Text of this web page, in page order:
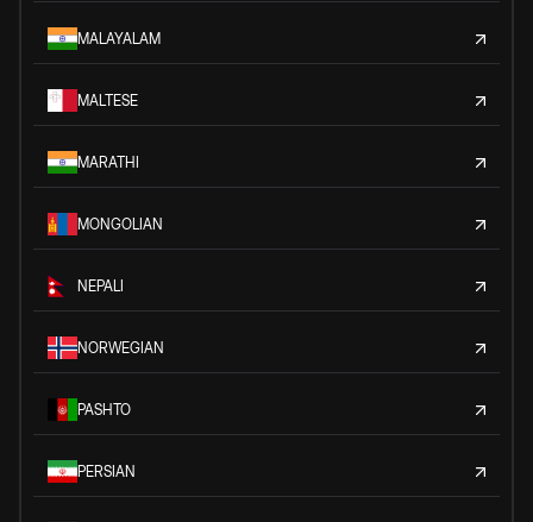
MALAYALAM
MALTESE
MARATHI
MONGOLIAN
NEPALI
NORWEGIAN
PASHTO
PERSIAN